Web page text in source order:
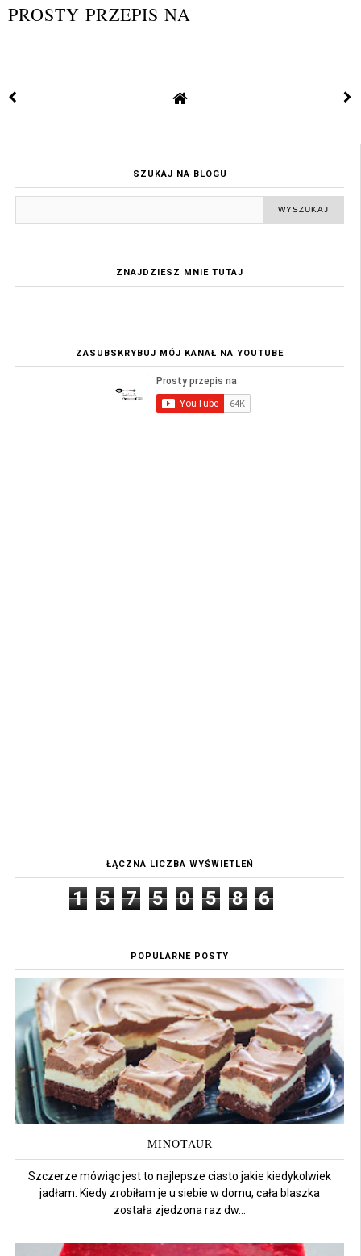
PROSTY PRZEPIS NA
SZUKAJ NA BLOGU
ZNAJDZIESZ MNIE TUTAJ
ZASUBSKRYBUJ MÓJ KANAŁ NA YOUTUBE
ŁĄCZNA LICZBA WYŚWIETLEŃ
1 5 7 5 0 5 8 6
POPULARNE POSTY
MINOTAUR
Szczerze mówiąc jest to najlepsze ciasto jakie kiedykolwiek
jadłam. Kiedy zrobiłam je u siebie w domu, cała blaszka
została zjedzona raz dw...